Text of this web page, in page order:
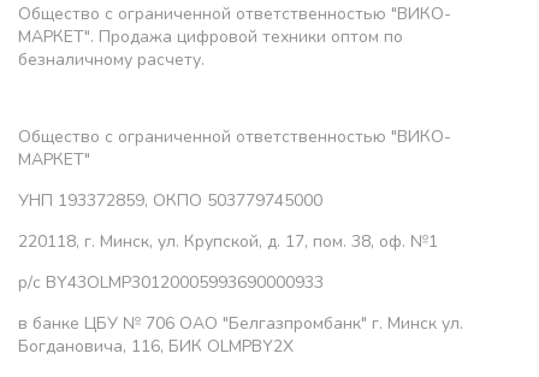
Общество с ограниченной ответственностью "ВИКО-
МАРКЕТ". Продажа цифровой техники оптом по
безналичному расчету.
Общество с ограниченной ответственностью "ВИКО-
МАРКЕТ"
УНП 193372859, ОКПО 503779745000
220118, г. Минск, ул. Крупской, д. 17, пом. 38, оф. №1
р/с BY43OLMP30120005993690000933
в банке ЦБУ № 706 ОАО "Белгазпромбанк" г. Минск ул.
Богдановича, 116, БИК OLMPBY2X